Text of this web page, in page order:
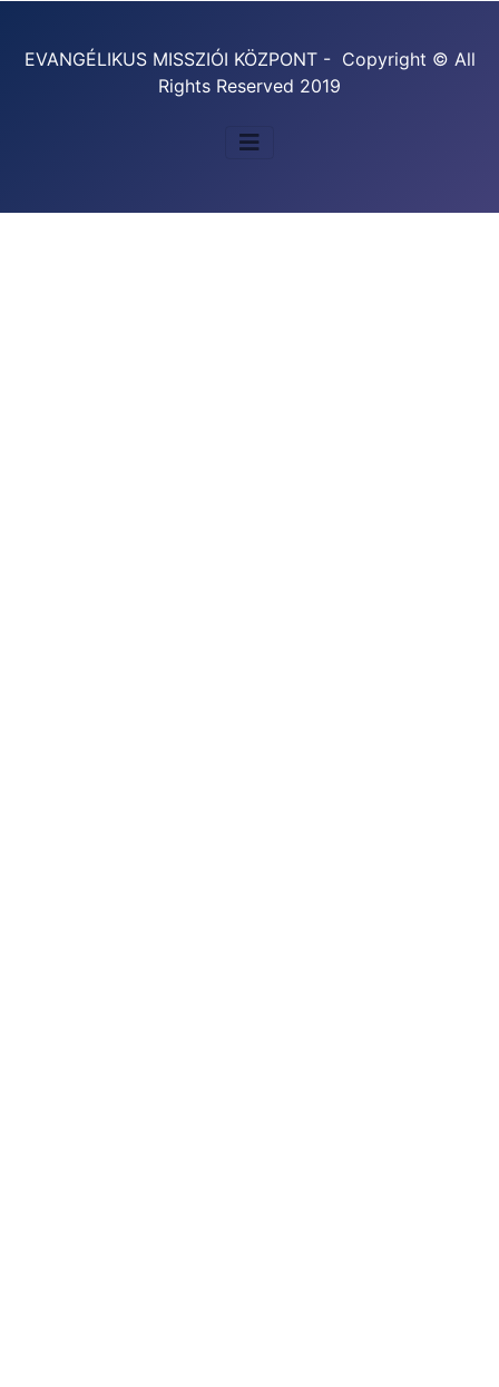
EVANGÉLIKUS MISSZIÓI KÖZPONT - Copyright © All
Rights Reserved 2019